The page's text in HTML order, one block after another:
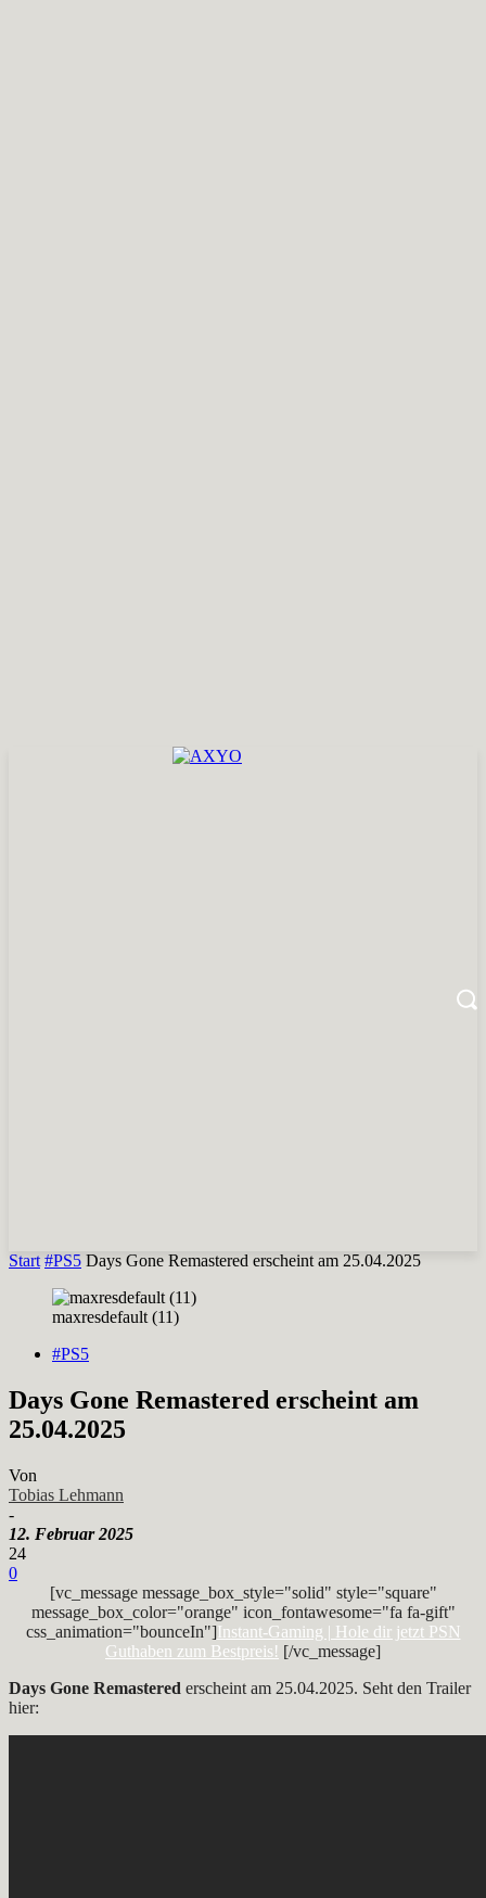
Start #PS5 Days Gone Remastered erscheint am 25.04.2025
maxresdefault (11)
#PS5
Days Gone Remastered erscheint am
25.04.2025
Von
Tobias Lehmann
-
12. Februar 2025
24
0
[vc_message message_box_style="solid" style="square"
message_box_color="orange" icon_fontawesome="fa fa-gift"
css_animation="bounceIn"]Instant-Gaming | Hole dir jetzt PSN
Guthaben zum Bestpreis! [/vc_message]
Days Gone Remastered erscheint am 25.04.2025. Seht den Trailer
hier: